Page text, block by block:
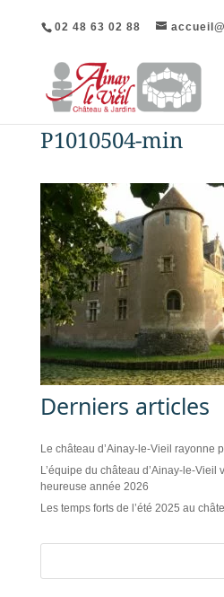
02 48 63 02 88
P1010504-min
Derniers articles
Le château d’Ainay-le-Vieil rayonne
L’équipe du château d’Ainay-le-
heureuse année 2026
Les temps forts de l’été 2025 au